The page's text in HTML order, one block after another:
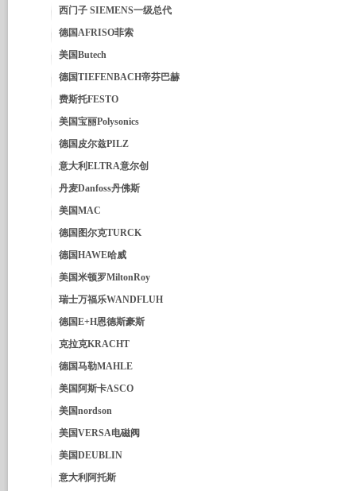
西门子 SIEMENS一级总代
德国AFRISO菲索
美国Butech
德国TIEFENBACH帝芬巴赫
费斯托FESTO
美国宝丽Polysonics
德国皮尔兹PILZ
意大利ELTRA意尔创
丹麦Danfoss丹佛斯
美国MAC
德国图尔克TURCK
德国HAWE哈威
美国米顿罗MiltonRoy
瑞士万福乐WANDFLUH
德国E+H恩德斯豪斯
克拉克KRACHT
德国马勒MAHLE
美国阿斯卡ASCO
美国nordson
美国VERSA电磁阀
美国DEUBLIN
意大利阿托斯